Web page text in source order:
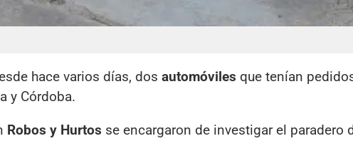
hace varios días, dos automóviles que tenían
y Córdoba.
Robos y Hurtos se encargaron de investigar el paradero